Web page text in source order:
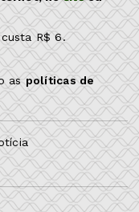
R$ 6.
as políticas de